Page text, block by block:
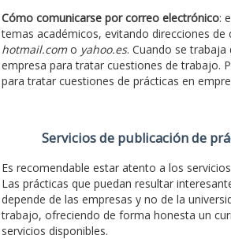
Cómo comunicarse por correo electrónico:
temas académicos, evitando direcciones
hotmail.como yahoo.es. Cuando se
empresa para tratar cuestiones de trabajo.
para tratar cuestiones de prácticas en
Servicios de publicación de
Es recomendable estar atento a los
Las prácticas que puedan resultar
depende de las empresas y no de la
trabajo, ofreciendo de forma honesta un
servicios disponibles.